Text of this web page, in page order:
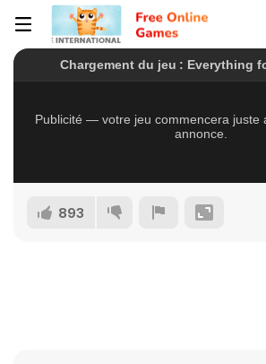
893